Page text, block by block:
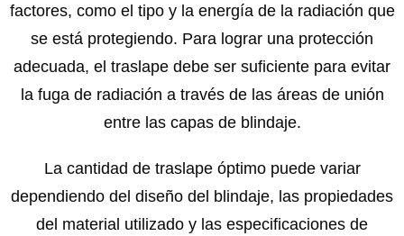
factores, como el tipo y la energía de la radiación que
se está protegiendo. Para lograr una protección
adecuada, el traslape debe ser suficiente para evitar
la fuga de radiación a través de las áreas de unión
entre las capas de blindaje.
La cantidad de traslape óptimo puede variar
dependiendo del diseño del blindaje, las propiedades
del material utilizado y las especificaciones de